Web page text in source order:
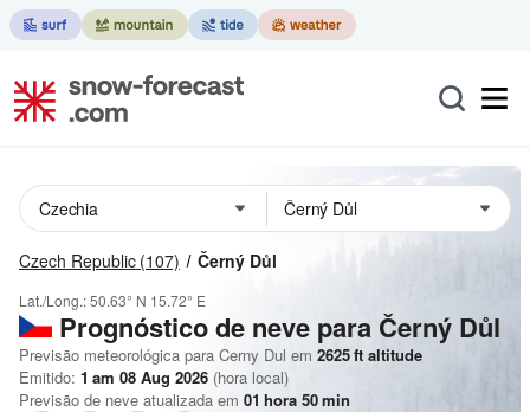
Czech Republic (107) Černý Důl
Lat./Long.:50.63° N 15.72° E
Prognóstico de neve para Černý Důl
Previsão meteorológica para Cerny Dul em 2625ft altitude
Emitido: 1 am 08 Aug 2026 (hora local)
Previsão de neve atualizada em 01 hora 50min